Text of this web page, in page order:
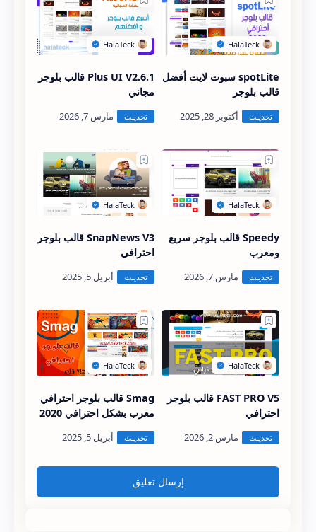
spotLite سبوت لايت أفضل
قالب بلوجر
Plus UI V2.6.1 قالب بلوجر
مجاني
Speedy قالب بلوجر سريع
ومعرب
SnapNews V3 قالب بلوجر
احترافي
FAST PRO V5 قالب بلوجر
احترافي
Smag قالب بلوجر احترافي
معرب بشكل احترافي 2020
إرسال تعليق